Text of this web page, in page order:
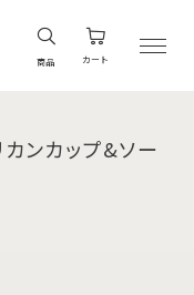
商品 カート
ンカップ&ソー